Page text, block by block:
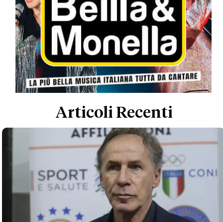
Articoli Recenti